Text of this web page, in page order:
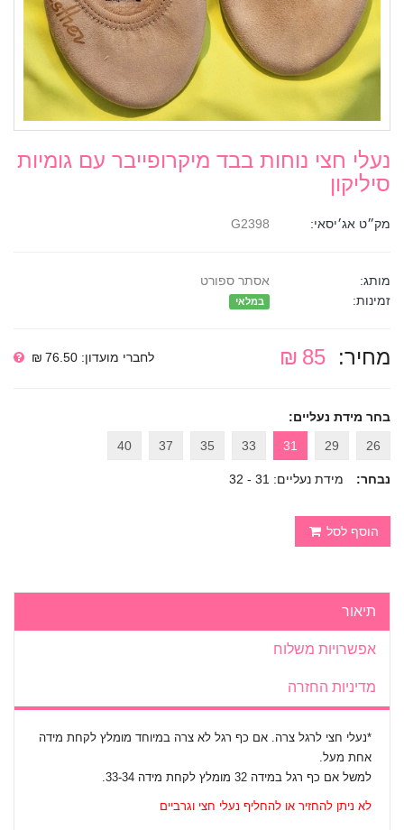
נעלי חצי נוחות בבד מיקרופייבר עם גומיות
סיליקון
מק״ט אג׳יסאי:
מותג:
אסתר ספורט
זמינות:
במלאי
מחיר: 85 ₪ לחברי מועדון: 76.50 ₪
בחר מידת נעליים:
26
29
31
33
35
37
40
נבחר: מידת נעליים: 31 - 32
הוסף לסל
תיאור
אפשרויות משלוח
מדיניות החזרה
*נעלי חצי לרגל צרה. אם כף רגל לא צרה במיוחד מומלץ לקחת מידה
אחת מעל.
למשל אם כף רגל במידה 32 מומלץ לקחת מידה 33-34.
לא ניתן להחזיר או להחליף נעלי חצי וגרביים